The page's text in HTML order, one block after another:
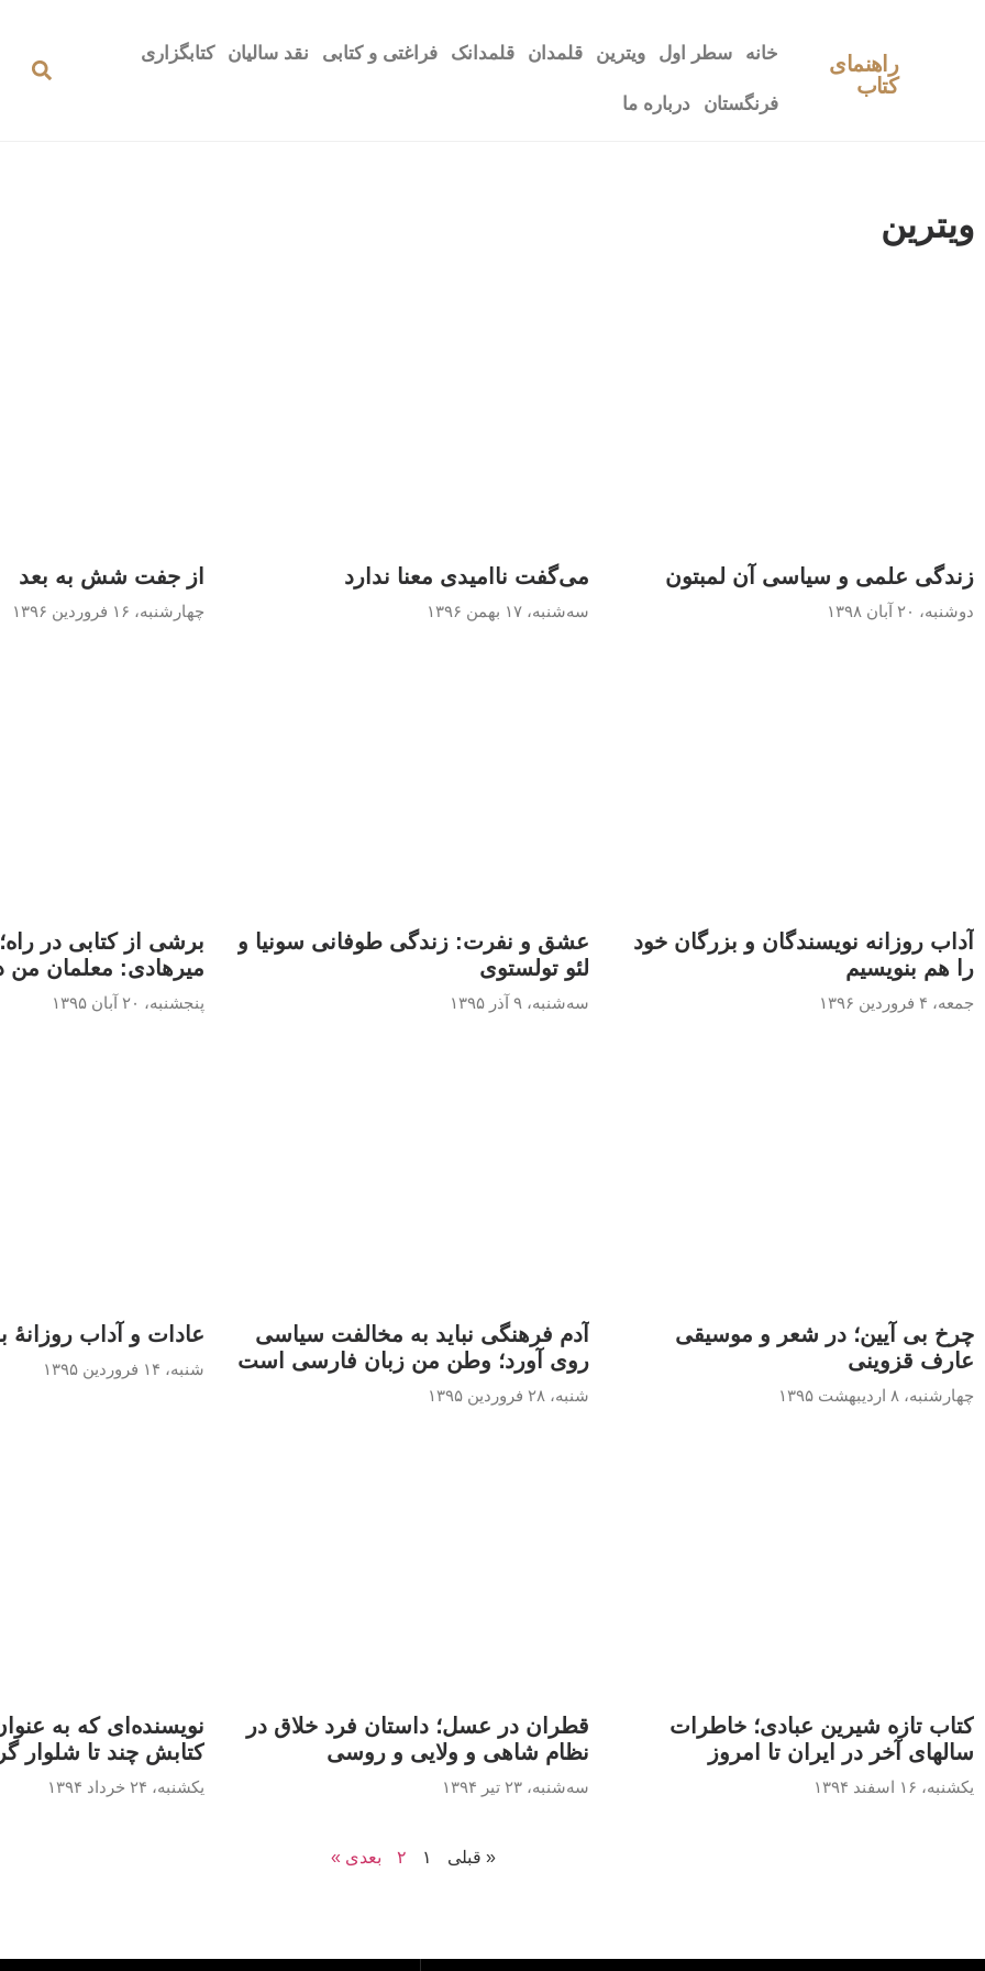
راهنمای
کتاب
خانه سطر اول ویترین قلمدان قلمدانک فراغتی و کتابی نقد سالیان کتابگزاری
فرنگستان درباره ما
ویترین
زندگی علمی و سیاسی آن لمبتون
دوشنبه، ۲۰ آبان ۱۳۹۸
می‌گفت ناامیدی معنا ندارد
سه‌شنبه، ۱۷ بهمن ۱۳۹۶
از جفت شش به بعد
چهارشنبه، ۱۶ فروردین ۱۳۹۶
آداب روزانه نویسندگان و بزرگان خود
را هم بنویسیم
جمعه، ۴ فروردین ۱۳۹۶
عشق و نفرت: زندگی طوفانی سونیا و
لئو تولستوی
سه‌شنبه، ۹ آذر ۱۳۹۵
برشی از کتابی در
میرهادی: معلمان من
پنجشنبه، ۲۰ آبان ۱۳۹۵
چرخ بی آیین؛ در شعر و موسیقی
عارف قزوینی
چهارشنبه، ۸ اردیبهشت ۱۳۹۵
آدم فرهنگی نباید به مخالفت سیاسی
روی آورد؛ وطن من زبان فارسی است
شنبه، ۲۸ فروردین ۱۳۹۵
عادات و آداب روزانۀ
شنبه، ۱۴ فروردین ۱۳۹۵
کتاب تازه شیرین عبادی؛ خاطرات
سالهای آخر در ایران تا امروز
یکشنبه، ۱۶ اسفند ۱۳۹۴
قطران در عسل؛ داستان فرد خلاق در
نظام شاهی و ولایی و روسی
سه‌شنبه، ۲۳ تیر ۱۳۹۴
نویسنده‌ای که به
کتابش چند تا شلوار
یکشنبه، ۲۴ خرداد ۱۳۹۴
« قبلی ۱ ۲ بعدی »